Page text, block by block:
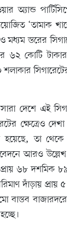
অ্যান্ড
‘তামাক
মধ্যম স্তরের
৬২ কোটি
শলাকার
সারা দেশে এই
ক্ষেত্রেও
হয়েছে, তা
আরও
প্রায় ৬৮ দশমিক
দাঁড়ায় প্রায়
বাস্তব